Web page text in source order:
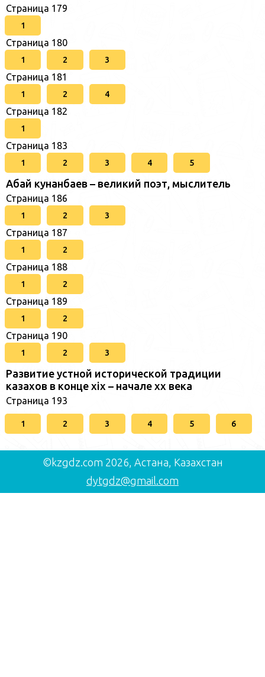
Страница 179
1
Страница 180
1 2 3
Страница 181
1 2 4
Страница 182
1
Страница 183
1 2 3 4 5
Абай кунанбаев – великий поэт, мыслитель
Страница 186
1 2 3
Страница 187
1 2
Страница 188
1 2
Страница 189
1 2
Страница 190
1 2 3
Развитие устной исторической традиции
казахов в конце xіх – начале хх века
Страница 193
1 2 3 4 5 6
©kzgdz.com 2026, Астана, Казахстан
dytgdz@gmail.com